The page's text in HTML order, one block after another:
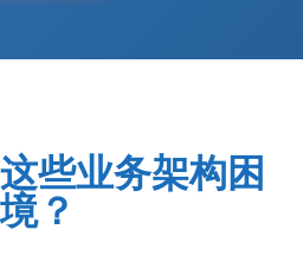
些业务架构困
境？